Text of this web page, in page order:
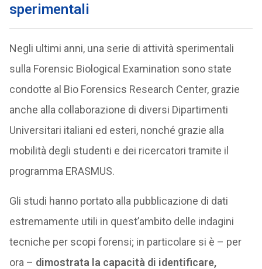
sperimentali
Negli ultimi anni, una serie di attività sperimentali
sulla Forensic Biological Examination sono state
condotte al Bio Forensics Research Center, grazie
anche alla collaborazione di diversi Dipartimenti
Universitari italiani ed esteri, nonché grazie alla
mobilità degli studenti e dei ricercatori tramite il
programma ERASMUS.
Gli studi hanno portato alla pubblicazione di dati
estremamente utili in quest’ambito delle indagini
tecniche per scopi forensi; in particolare si è – per
ora – dimostrata la capacità di identificare,